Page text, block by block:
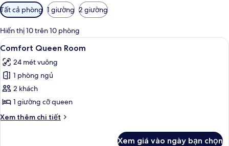
Bộ
lọc
có
thể
dùng
để
lọc
tìm
phòng
Tất cả phòng 1 giường 2 giường
Hiển thị 10 trên 10 phòng
Xem
tất
cả
ảnh
Comfort
Queen
Room
Bộ đồ giường cao cấp, két bảo mật
8
Comfort Queen Room
24 mét vuông
1 phòng ngủ
2 khách
1 giường cỡ queen
Xem thêm chi tiết
Chi
Xem giá vào ngày bạn chọn